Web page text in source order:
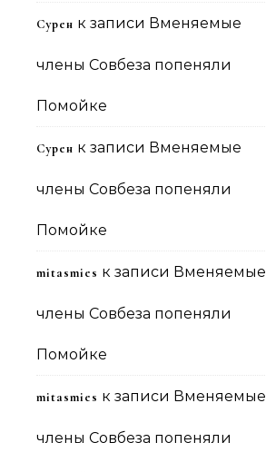
Сурен к записи Вменяемые
члены Совбеза попеняли
Помойке
Сурен к записи Вменяемые
члены Совбеза попеняли
Помойке
mitasmies к записи Вменяемые
члены Совбеза попеняли
Помойке
mitasmies к записи Вменяемые
члены Совбеза попеняли